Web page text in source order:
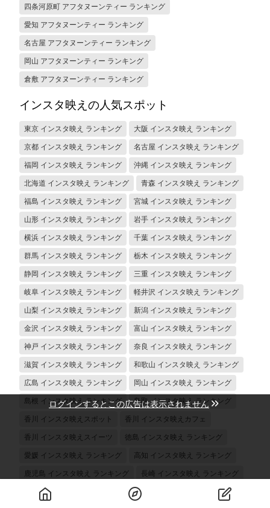
四条河原町 アフタヌーンティー ランキング
愛知 アフタヌーンティー ランキング
名古屋 アフタヌーンティー ランキング
岡山 アフタヌーンティー ランキング
倉敷 アフタヌーンティー ランキング
インスタ映えの人気スポット
東京 インスタ映え ランキング 大阪 インスタ映え ランキング
京都 インスタ映え ランキング 名古屋 インスタ映え ランキング
福岡 インスタ映え ランキング 沖縄 インスタ映え ランキング
北海道 インスタ映え ランキング 青森 インスタ映え ランキング
福島 インスタ映え ランキング 宮城 インスタ映え ランキング
山形 インスタ映え ランキング 岩手 インスタ映え ランキング
横浜 インスタ映え ランキング 千葉 インスタ映え ランキング
群馬 インスタ映え ランキング 栃木 インスタ映え ランキング
静岡 インスタ映え ランキング 三重 インスタ映え ランキング
岐阜 インスタ映え ランキング 軽井沢 インスタ映え ランキング
山梨 インスタ映え ランキング 新潟 インスタ映え ランキング
金沢 インスタ映え ランキング 富山 インスタ映え ランキング
神戸 インスタ映え ランキング 奈良 インスタ映え ランキング
滋賀 インスタ映え ランキング 和歌山 インスタ映え ランキング
広島 インスタ映え ランキング 岡山 インスタ映え ランキング
島根 インスタ映え ランキング 鳥取 インスタ映え ランキング
香川 インスタ映えスポット 香川 インスタ映えカフェ
香川 インスタ映えスイーツ 徳島 インスタ映え ランキング
愛媛 インスタ映え ランキング 高知 インスタ映え ランキング
鹿児島 インスタ映え ランキング 長崎 インスタ映え ランキング
熊本 インスタ映え ランキング 大分 インスタ映え ランキング
ログインするとこの広告は表示されません